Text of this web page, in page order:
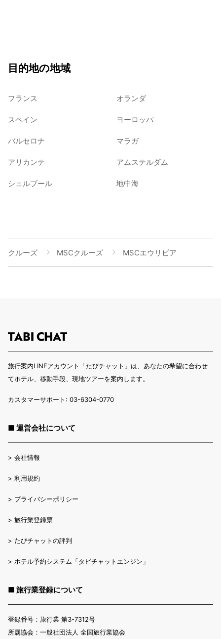
目的地の地域
フランス オランダ
スペイン ヨーロッパ
バルセロナ マラガ
アリカンテ アムステルダム
シェルブール 地中海
クルーズ MSCクルーズ MSCエウリビア
旅行案内LINEアカウント「たびチャット」は、あなたの希望に合わせ
てホテル、移動手段、現地ツアーを案内します。
カスタマーサポート: 03-6304-0770
■ 運営会社について
> 会社情報
> 利用規約
> プライバシーポリシー
> 旅行業登録票
> たびチャットの評判
> ホテル予約システム「タビチャットエンジン」
■ 旅行業登録について
登録番号：旅行業 第3-7312号
所属協会：一般社団法人 全国旅行業協会